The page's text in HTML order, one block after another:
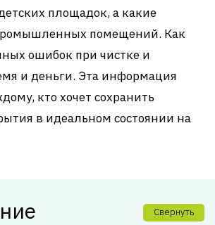
площадок, а какие
помещений. Как
ошибок при чистке и
и деньги. Эта информация
кто хочет сохранить
в идеальном состоянии на
Свернуть